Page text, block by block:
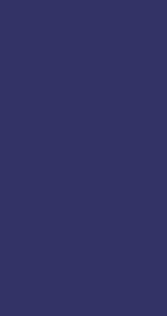
annan webbplats, öppnas